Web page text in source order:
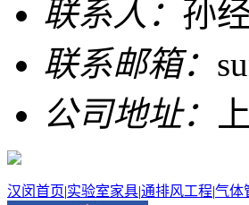
联系人： 孙
联系邮箱：
公司地址：
汉闵首页|实验室家具|通排风工程|气体